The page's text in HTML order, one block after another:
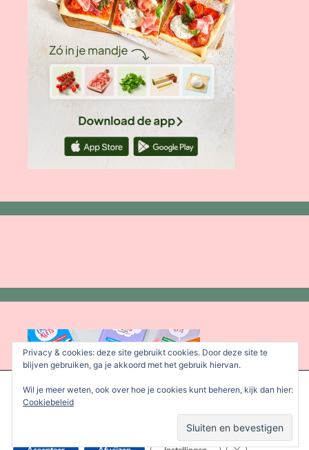
We gebruiken cookies om je de beste ervaring op onze site te
bieden.
Je kunt meer informatie vinden over welke cookies we gebruiken
Sluit AVG/
Privacy & cookies: deze site gebruikt cookies. Door deze site te
blijven gebruiken, ga je akkoord met het gebruik hiervan.
Wil je meer weten, ook over hoe je cookies kunt beheren, kijk dan hier:
Cookiebeleid